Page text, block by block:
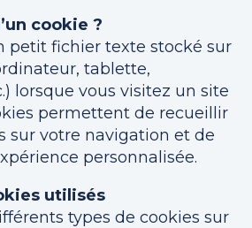
cookie ?
petit fichier texte stocké sur
tablette,
lorsque vous visitez un site
permettent de recueillir
sur votre navigation et de
personnalisée.
utilisés
types de cookies sur